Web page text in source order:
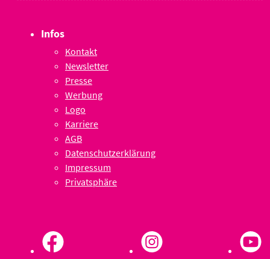
Infos
Kontakt
Newsletter
Presse
Werbung
Logo
Karriere
AGB
Datenschutzerklärung
Impressum
Privatsphäre